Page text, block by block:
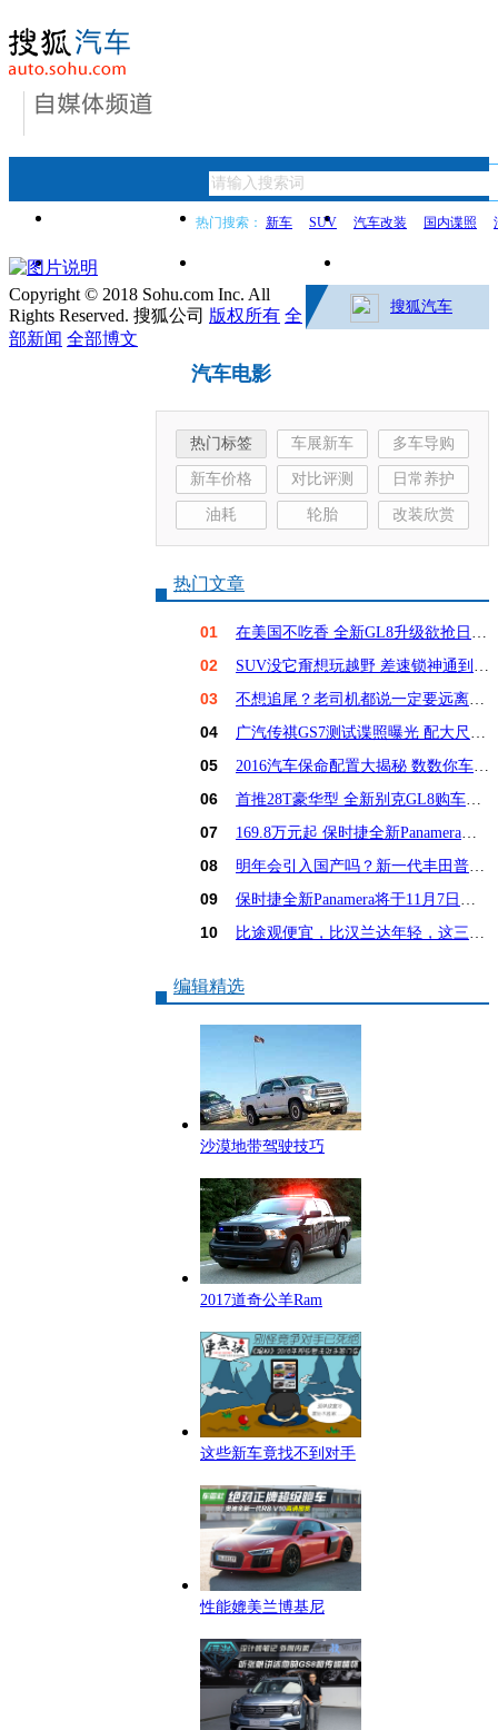
热门搜索： 新车 SUV 汽车改装 国内谍照
新闻 买车指导
用车宝典
搜狐汽车
汽车电影
热门标签 车展新车 多车导购
新车价格 对比评测 日常养护
油耗 轮胎 改装欣赏
热门文章
01 在美国不吃香 全新GL8升级欲抢日系饭碗？
02 SUV没它甭想玩越野 差速锁神通到底有多大？
03 不想追尾？老司机都说一定要远离这6种车！
04 广汽传祺GS7测试谍照曝光 配大尺寸屏幕
05 2016汽车保命配置大揭秘 数数你车占几样？
06 首推28T豪华型 全新别克GL8购车手册
07 169.8万元起 保时捷全新Panamera亚洲首发
08 明年会引入国产吗？新一代丰田普锐斯解析
09 保时捷全新Panamera将于11月7日亚洲首发
10 比途观便宜，比汉兰达年轻，这三款15万SUV怎么选
编辑精选
沙漠地带驾驶技巧
2017道奇公羊Ram
这些新车竟找不到对手
性能媲美兰博基尼
Copyright © 2018 Sohu.com Inc. All
Rights Reserved. 搜狐公司 版权所有 全
部新闻 全部博文